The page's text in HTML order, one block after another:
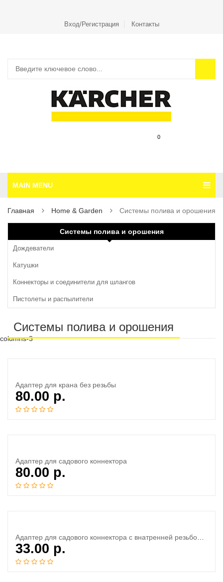
Вход/Регистрация Контакты
0
MAIN MENU
Главная Home & Garden Системы полива и орошения
Системы полива и орошения
Дождеватели
Катушки
Коннекторы и соединители для шлангов
Пистолеты и распылители
Системы полива и орошения
columns-3
Адаптер для крана без резьбы
80.00 р.
Адаптер для садового коннектора
80.00 р.
33.00 р.